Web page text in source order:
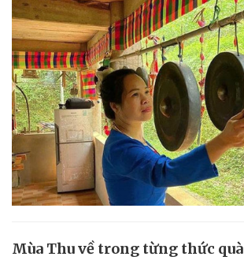
Mùa Thu về trong từng thức quà